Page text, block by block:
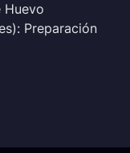
Huevo
Preparación